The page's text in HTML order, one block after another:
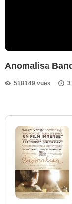
Anomalisa
518 149 vues 3